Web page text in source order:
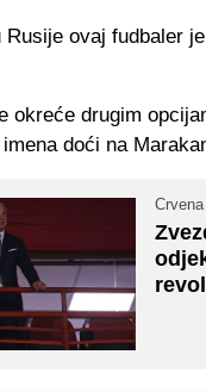
Rusije ovaj fudbaler
okreće drugim
doći na